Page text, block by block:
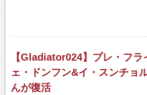
【Gladiator024】プレ・フ
ェ・ドンフン&イ・スンチョ
んが復活